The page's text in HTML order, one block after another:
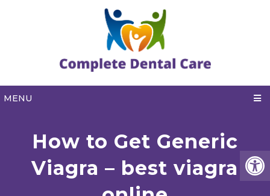
MENU
How to Get Generic
Viagra – best viagra